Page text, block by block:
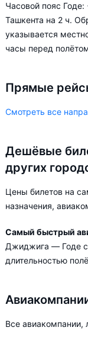
Часовой пояс
Ташкента на 2 ч.
указывается
часы перед
Прямые
Смотреть все
Дешёвые
других
Цены билетов на
назначения,
Самый быстрый
Джиджига — Годе с ближайшим вылетом 08.08.2026 и
длительностью
Все